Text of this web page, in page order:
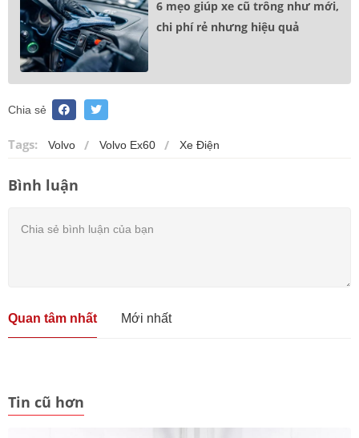
6 mẹo giúp xe cũ trông như mới,
chi phí rẻ nhưng hiệu quả
Chia sẻ
Tags: Volvo Volvo Ex60 Xe Điện
Bình luận
Quan tâm nhất Mới nhất
Tin cũ hơn